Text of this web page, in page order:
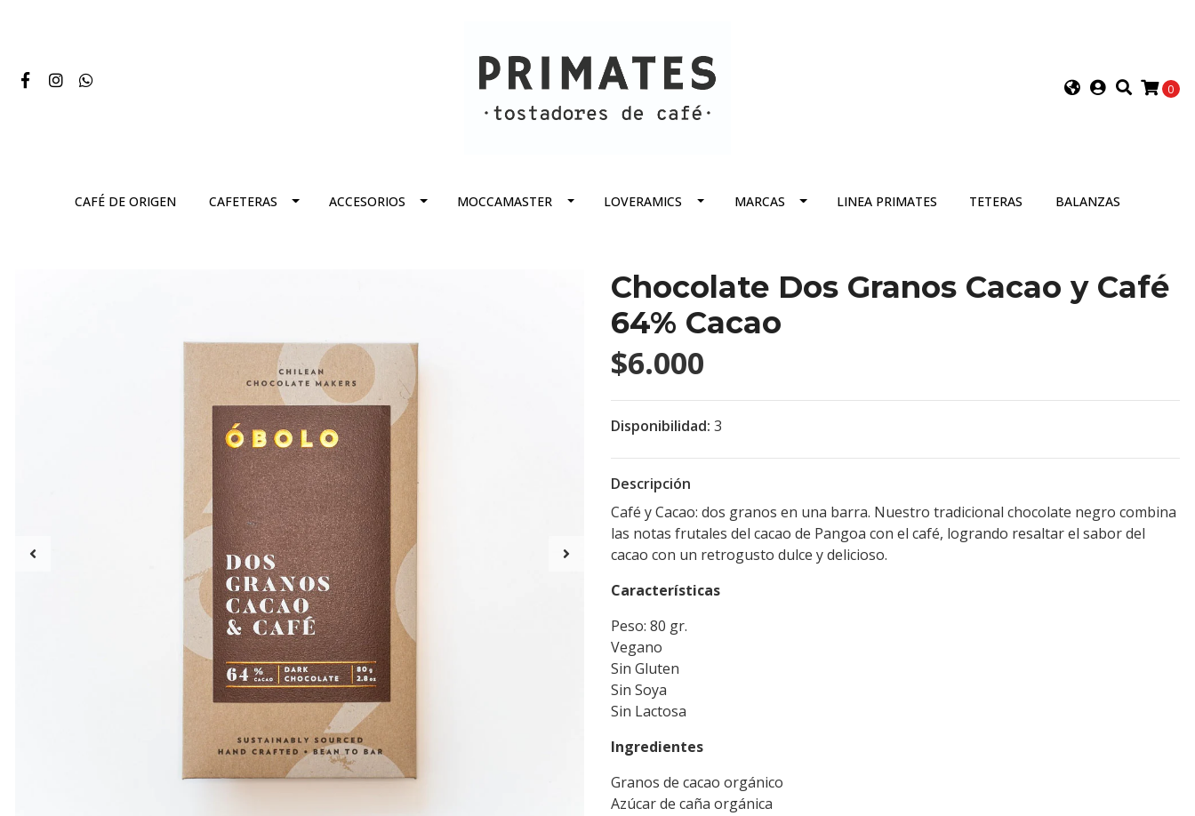
0
CAFÉ DE ORIGEN CAFETERAS ACCESORIOS MOCCAMASTER LOVERAMICS MARCAS LINEA PRIMATES TETERAS BALANZAS
Chocolate Dos Granos Cacao y Café
64% Cacao
$6.000
Disponibilidad: 3
Descripción
Café y Cacao: dos granos en una barra. Nuestro tradicional chocolate negro combina
las notas frutales del cacao de Pangoa con el café, logrando resaltar el sabor del
cacao con un retrogusto dulce y delicioso.
Características
Peso: 80 gr.
Vegano
Sin Gluten
Sin Soya
Sin Lactosa
Ingredientes
Granos de cacao orgánico
Azúcar de caña orgánica